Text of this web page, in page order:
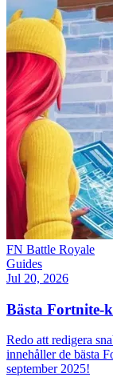
FN Battle Royale
Guides
Jul 20, 2026
Bästa Fortnite-
Redo att redigera
innehåller de bästa
september 2025!